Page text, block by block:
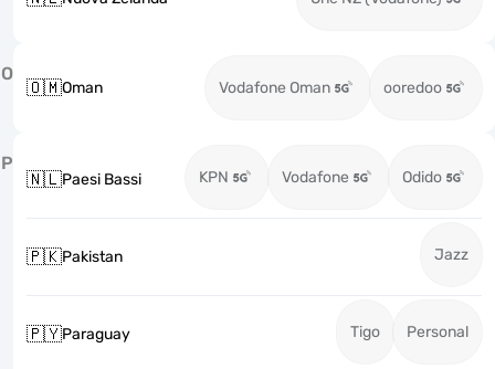
O
🇴🇲Oman Vodafone Oman ooredoo
P
🇳🇱Paesi Bassi KPN Vodafone Odido
🇵🇰Pakistan Jazz
🇵🇾Paraguay Tigo Personal